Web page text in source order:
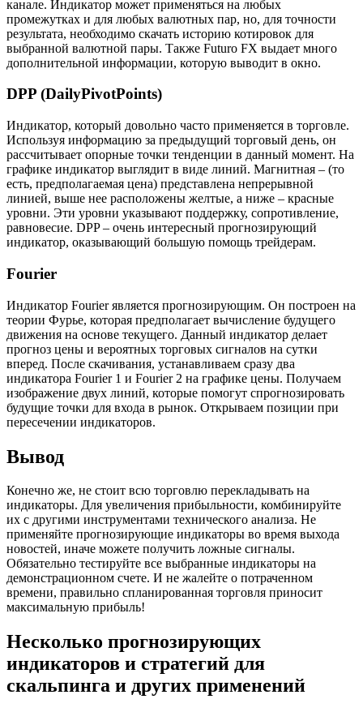
канале. Индикатор может применяться на любых
промежутках и для любых валютных пар, но, для точности
результата, необходимо скачать историю котировок для
выбранной валютной пары. Также Futuro FX выдает много
дополнительной информации, которую выводит в окно.
DPP (DailyPivotPoints)
Индикатор, который довольно часто применяется в торговле.
Используя информацию за предыдущий торговый день, он
рассчитывает опорные точки тенденции в данный момент. На
графике индикатор выглядит в виде линий. Магнитная – (то
есть, предполагаемая цена) представлена непрерывной
линией, выше нее расположены желтые, а ниже – красные
уровни. Эти уровни указывают поддержку, сопротивление,
равновесие. DPP – очень интересный прогнозирующий
индикатор, оказывающий большую помощь трейдерам.
Fourier
Индикатор Fourier является прогнозирующим. Он построен на
теории Фурье, которая предполагает вычисление будущего
движения на основе текущего. Данный индикатор делает
прогноз цены и вероятных торговых сигналов на сутки
вперед. После скачивания, устанавливаем сразу два
индикатора Fourier 1 и Fourier 2 на графике цены. Получаем
изображение двух линий, которые помогут спрогнозировать
будущие точки для входа в рынок. Открываем позиции при
пересечении индикаторов.
Вывод
Конечно же, не стоит всю торговлю перекладывать на
индикаторы. Для увеличения прибыльности, комбинируйте
их с другими инструментами технического анализа. Не
применяйте прогнозирующие индикаторы во время выхода
новостей, иначе можете получить ложные сигналы.
Обязательно тестируйте все выбранные индикаторы на
демонстрационном счете. И не жалейте о потраченном
времени, правильно спланированная торговля приносит
максимальную прибыль!
Несколько прогнозирующих
индикаторов и стратегий для
скальпинга и других применений